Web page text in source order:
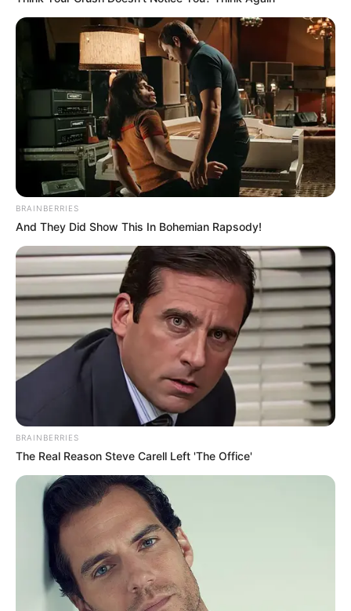
A CONACS nada poderia ter conseguido, se não fosse
pelos seus parceiros e apoiadores.
— Foto/Reprodução.
Mas, o que ainda falta conquistar?
Proposta que beneficiam os ACS e ACE que tramitam no
Congresso Nacional
PL 1.336/2022
: Determina que os agentes comunitários de
saúde e os agentes de combate a endemias terão direito a
adicional de insalubridade em grau máximo de 40%, calculado
sobre os vencimentos (dois salários mínimos). O texto em análise
na Câmara dos Deputados insere o dispositivo na lei 11.350/2006.
Prevê pagamento de incentivo adicional aos
agentes comunitários e de combate às endemias. O texto altera a
Lei 11.350/2006, que regulamenta as atividades desses agentes. A
repassado aos agentes e não permite o recurso ser usado com
outra finalidade.
PL 460/2019 Torna obrigatório o pagamento direto
agentes comunitários de saúde e de combate as endemias do
incentivo financeiro, criado em 2014. Esse benefício é
regulamentado por decreto (8.474/15) e leva em conta os
profissionais com vínculo efetivo.
BRAINBERRIES
And They Did Show This In Bohemian Rapsody!
BRAINBERRIES
The Real Reason Steve Carell Left 'The Office'